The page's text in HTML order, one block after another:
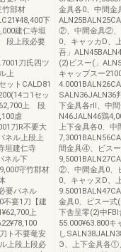
竹部材
下
建仁寺垣
段上段必要
刀氏四ツ
ル上
ットCALD81
コ1セッ
上 段
虐
刀R不要大
ネル上段上
垣建仁寺
ネル下
守竹郡材
要パネル
不宴1刀【建
上
ト不要竜安
上段上段必
金具各0、中間金
②、中間金具②、
0、キャッカD、
吾」
(2)ビスー(」
キャッブスー
SALN36JALN36
下金具各rll、中
N46JALN46鶏
上下金具各0、中
間金具④、ビス
②、中間金具0、
0、キャッヌD、
金具0、ビスー式
下舎呈零(2)中
55.000¥63.800
し
Э、上下金具各①